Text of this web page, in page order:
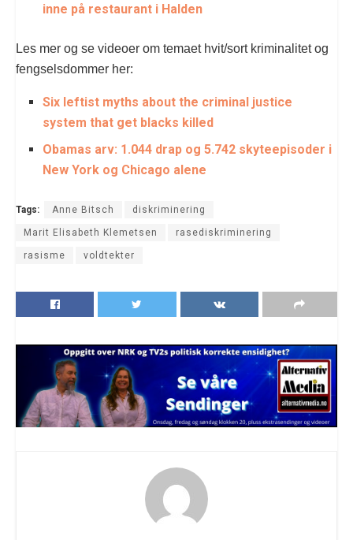
inne på restaurant i Halden
Les mer og se videoer om temaet hvit/sort kriminalitet og
fengselsdommer her:
Six leftist myths about the criminal justice
system that get blacks killed
Obamas arv: 1.044 drap og 5.742 skyteepisoder i
New York og Chicago alene
Tags: Anne Bitsch diskriminering
Marit Elisabeth Klemetsen rasediskriminering
rasisme voldtekter